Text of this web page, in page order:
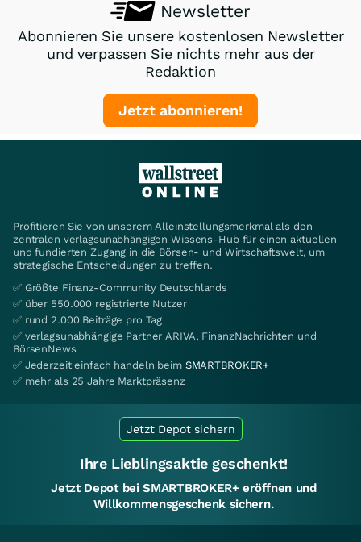
Newsletter
Abonnieren Sie unsere kostenlosen Newsletter
und verpassen Sie nichts mehr aus der
Redaktion
Jetzt abonnieren!
Profitieren Sie von unserem Alleinstellungsmerkmal als den
zentralen verlagsunabhängigen Wissens-Hub für einen aktuellen
und fundierten Zugang in die Börsen- und Wirtschaftswelt, um
strategische Entscheidungen zu treffen.
✅ Größte Finanz-Community Deutschlands
✅ über 550.000 registrierte Nutzer
✅ rund 2.000 Beiträge pro Tag
✅ verlagsunabhängige Partner ARIVA, FinanzNachrichten und
BörsenNews
✅ Jederzeit einfach handeln beim SMARTBROKER+
✅ mehr als 25 Jahre Marktpräsenz
Jetzt Depot sichern
Ihre Lieblingsaktie geschenkt!
Jetzt Depot bei SMARTBROKER+ eröffnen und
Willkommensgeschenk sichern.